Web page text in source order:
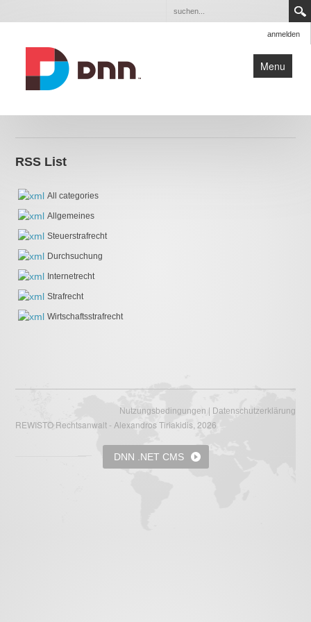
anmelden
Menu
Start
Anwalt
Strafrechtskanzlei
Kontakt
RSS List
All categories
Allgemeines
Steuerstrafrecht
Durchsuchung
Internetrecht
Strafrecht
Wirtschaftsstrafrecht
Nutzungsbedingungen | Datenschutzerklärung
REWISTO Rechtsanwalt - Alexandros Tiriakidis, 2026
DNN .NET CMS